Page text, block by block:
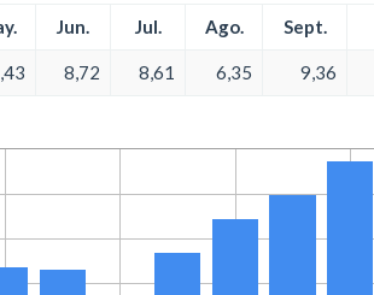
Jun. Jul. Ago. Sept.
8,72 8,61 6,35 9,36